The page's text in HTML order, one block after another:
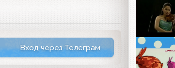
Вход через Телеграм